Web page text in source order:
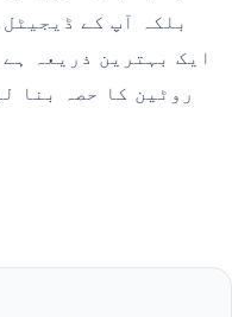
بلکہ آپ کے
ایک بہترین ذریعہ
روٹین کا حصہ بنا